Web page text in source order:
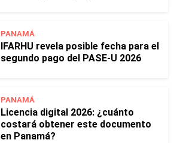
PANAMÁ
IFARHU revela posible fecha para el
segundo pago del PASE-U 2026
PANAMÁ
Licencia digital 2026: ¿cuánto
costará obtener este documento
en Panamá?